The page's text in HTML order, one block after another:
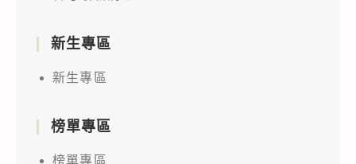
新生專區
新生專區
榜單專區
榜單專區